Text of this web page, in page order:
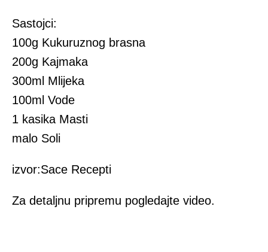
Sastojci:
100g Kukuruznog brasna
200g Kajmaka
300ml Mlijeka
100ml Vode
1 kasika Masti
malo Soli
izvor:Sace Recepti
Za detaljnu pripremu pogledajte video.